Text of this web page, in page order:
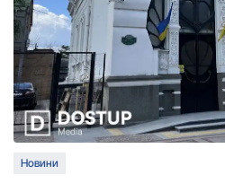
Новини